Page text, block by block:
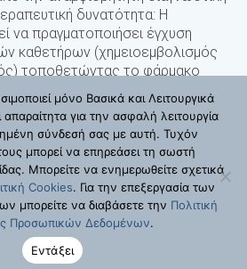
δυνατότητα: Η
να πραγματοποιήσει έγχυση
καθετήρων (χημειοεμβολισμός
τοποθετώντας το φάρμακο
για την θεραπευτική
πληροφορίες για την
μπορείτε να βρείτε στο
αυτού του Ιστότοπου.
61 Κηφισιά / Τηλ.: 210 62 05 129
Fax: 210 62 05 119
| Ηχοδιαγνωστική Τομογραφία | All
Rights Reserved
Cookies |
προσωπικών δεδομένων| Πολιτική
CCTV
σε συνθήκες απόλυτης ασφάλειας
μόνο Βασικά και Λειτουργικά
για την ασφαλή λειτουργία
σύνδεσή σας με αυτή. Τυχόν
μπορεί να επηρεάσει τη σωστή
Μπορείτε να ενημερωθείτε σχετικά
Cookies. Για την επεξεργασία των
μπορείτε να διαβάσετε την Πολιτική
Προσωπικών Δεδομένων.
Εντάξει